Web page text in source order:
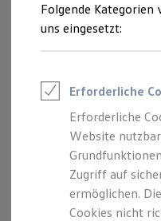
Feuerwehr
ONE Business ID
Fahrzeugsuche &
Digitaler
Kauf & Finanzierung
Online-
Aktionen &
E-Auto-
Für
Für
Profi Paket
TopDeal
Verbrennungsmotor und
Allgemeine
Ganz oben auf dem Label
Reifentypkennung, die
Folgende Kategorien
uns eingesetzt:
Erforderliche
Erforderliche
Website
Zugriff auf
ermöglichen.
Cookies nicht